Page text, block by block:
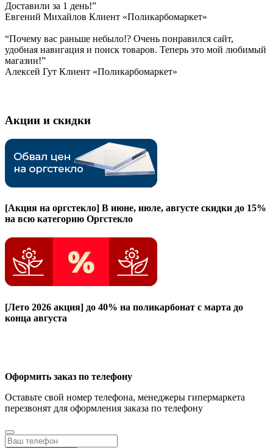
Доставили за 1 день!”
Евгений Михайлов Клиент «Поликарбомаркет»
“Почему вас раньше небыло!? Очень понравился сайт,
удобная навигация и поиск товаров. Теперь это мой любимый
магазин!”
Алексей Гут Клиент «Поликарбомаркет»
Акции и скидки
[Акция на оргстекло] В июне, июле, августе скидки до 15%
на всю категорию Оргстекло
[Лето 2026 акция] до 40% на поликарбонат с марта до
конца августа
Оформить заказ по телефону
Оставьте свой номер телефона, менеджеры гипермаркета
перезвонят для оформления заказа по телефону